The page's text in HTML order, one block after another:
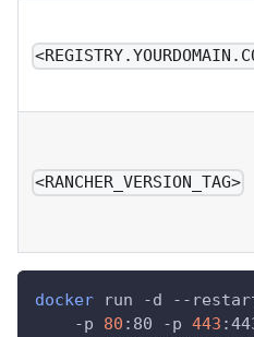
<RANCHER_VERSION_TAG>
docker run -d --
    -p
80 :80 -p 443